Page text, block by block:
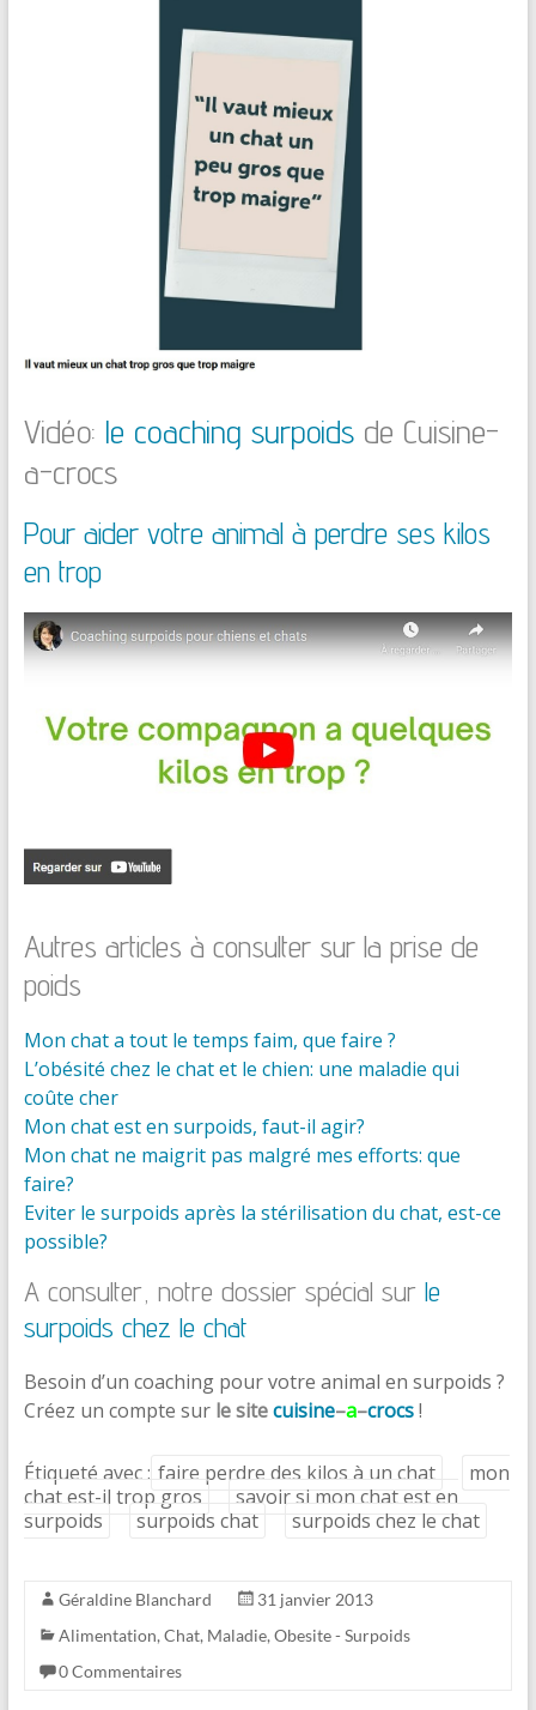
Vidéo: le coaching surpoidsde Cuisine-
a-crocs
Pour aider votre animal à perdre ses kilos
en trop
Autres articles à consulter sur la prise de
poids
Mon chat a tout le temps faim, que faire ?
L’obésité chez le chat et le chien: une maladie qui
coûte cher
Mon chat est en surpoids, faut-il agir?
Mon chat ne maigrit pas malgré mes efforts: que
faire?
Eviter le surpoids après la stérilisation du chat, est-ce
possible?
A consulter, notre dossier spécial sur le
surpoids chez le chat
Besoin d’un coaching pour votre animal en surpoids ?
Créez un compte sur le sitecuisine–a–crocs!
Étiqueté avec : faire perdre des kilos à un chat
mon
chat est-il trop gros
savoir si mon chat est en
surpoids
surpoids chat surpoids chez le chat
Géraldine Blanchard
31 janvier 2013
Alimentation, Chat, Maladie, Obesite - Surpoids
0 Commentaires